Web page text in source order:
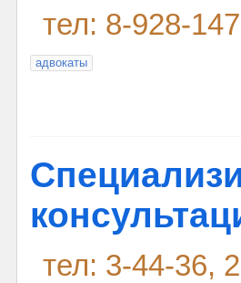
тел: 8-928-
адвокаты
тел: 3-44-36,